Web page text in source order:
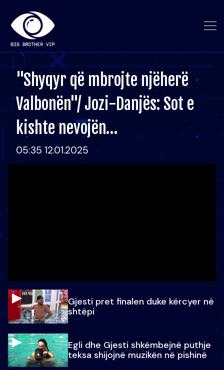
"Shyqyr që mbrojte njëherë
Valbonën"/ Jozi-Danjës: Sot e
kishte nevojën…
05:35 12.01.2025
Gjesti pret finalen duke kërcyer në
shtëpi
Egli dhe Gjesti shkëmbejnë puthje
teksa shijojnë muzikën në pishinë